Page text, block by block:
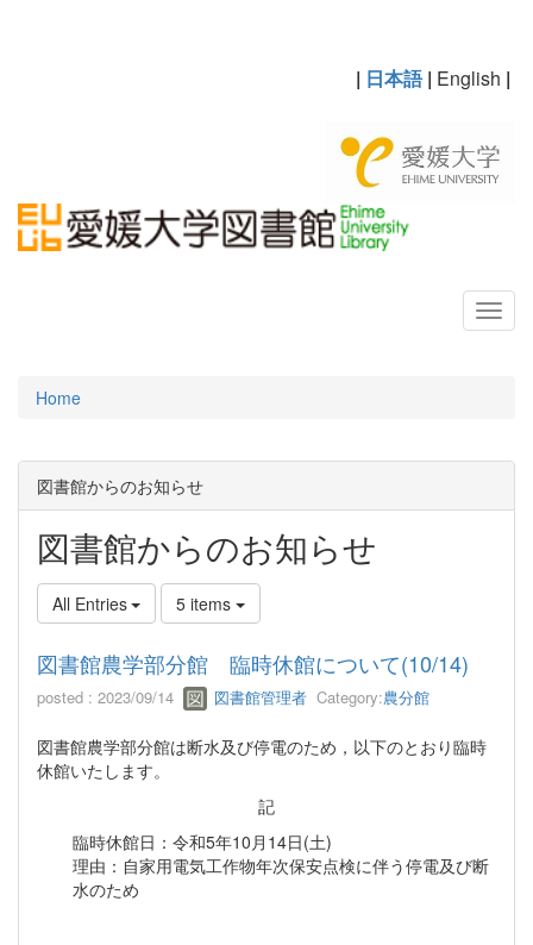
| 日本語| English |
Home
図書館からのお知らせ
図書館からのお知らせ
All Entries 5 items
図書館農学部分館 臨時休館について(10/14)
posted : 2023/09/14 図書館管理者 Category:農分館
図書館農学部分館は断水及び停電のため，以下のとおり臨時
休館いたします。
記
臨時休館日：令和5年10月14日(土)
理由：自家用電気工作物年次保安点検に伴う停電及び断
水のため